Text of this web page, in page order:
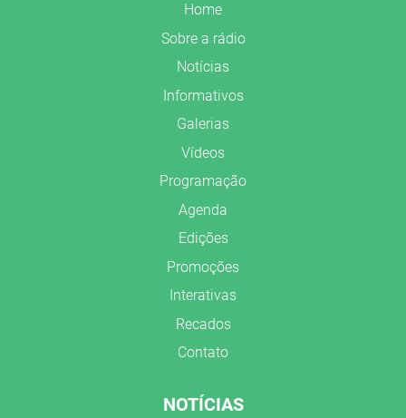
Home
Sobre a rádio
Notícias
Informativos
Galerias
Vídeos
Programação
Agenda
Edições
Promoções
Interativas
Recados
Contato
NOTÍCIAS